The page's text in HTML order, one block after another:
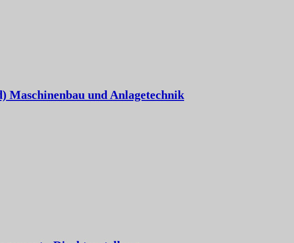
Maschinenbau und Anlagetechnik